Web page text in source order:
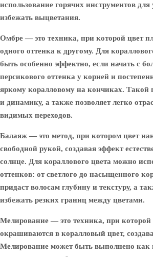
использование горячих инструментов
избежать выцветания.
Омбре — это техника, при которой цвет
одного оттенка к другому. Для
быть особенно эффектно, если начать с
персикового оттенка у корней и
яркому коралловому на кончиках. Такой
и динамику, а также позволяет легко
видимых переходов.
Балаяж — это метод, при котором цвет
свободной рукой, создавая эффект
солнце. Для кораллового цвета можно
оттенков: от светлого до насыщенного
придаст волосам глубину и текстуру, а
избежать резких границ между цветами.
Мелирование — это техника, при которой
окрашиваются в коралловый цвет,
Мелирование может быть выполнено как